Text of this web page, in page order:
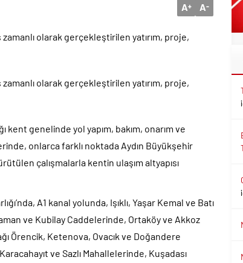
A+ A-
olarak gerçekleştirilen yatırım, proje,
olarak gerçekleştirilen yatırım, proje,
kent genelinde yol yapım, bakım, onarım ve
onlarca farklı noktada Aydın Büyükşehir
çalışmalarla kentin ulaşım altyapısı
A1 kanal yolunda, Işıklı, Yaşar Kemal ve Batı
ve Kubilay Caddelerinde, Ortaköy ve Akkoz
Örencik, Ketenova, Ovacık ve Doğandere
ve Sazlı Mahallelerinde, Kuşadası